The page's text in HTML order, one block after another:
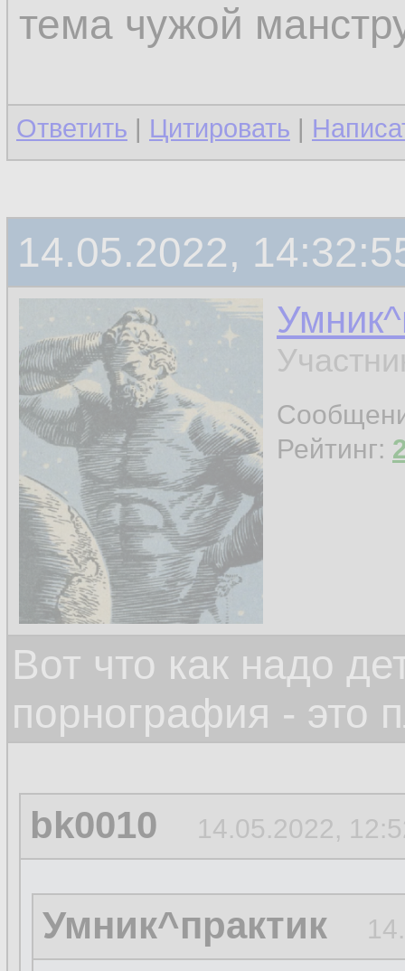
тема чужой
Ответить | Цитировать |
14.05.2022,
Рейтинг:
Вот что как надо
порнография - это
bk0010 14.05.2022,
Умник^практик